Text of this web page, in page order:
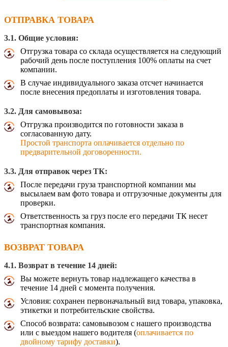
ОТПРАВКА ТОВАРА
3.1. Общие условия:
Отгрузка товара со склада осуществляется на следующий
рабочий день после поступления 100% оплаты на счет
компании.
В случае индивидуального заказа отсчет начинается
после внесения предоплаты и изготовления товара.
3.2. Для самовывоза:
Отгрузка производится по готовности заказа в
согласованную дату.
Простой транспорта оплачивается отдельно по
предварительной договоренности.
3.3. Для отправок через ТК:
После передачи груза транспортной компании мы
высылаем вам фото товара и отгрузочные документы для
проверки.
Ответственность за груз после его передачи ТК несет
транспортная компания.
ВОЗВРАТ ТОВАРА
4.1. Возврат в течение 14 дней:
Вы можете вернуть товар надлежащего качества в
течение 14 дней с момента получения.
Условия: сохранен первоначальный вид товара, упаковка,
этикетки и потребительские свойства.
Способ возврата: самовывозом с нашего производства
или с выездом нашего водителя (оплачивается по
двойному тарифу доставки).